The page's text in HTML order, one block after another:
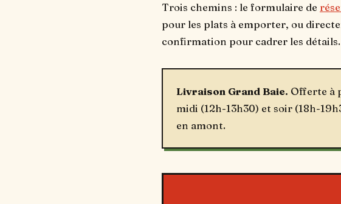
Trois chemins : le formulaire de
pour les plats à emporter, ou
confirmation pour cadrer les détails.
Livraison Grand Baie. Offerte à
midi (12h-13h30) et soir (18h-
en amont.